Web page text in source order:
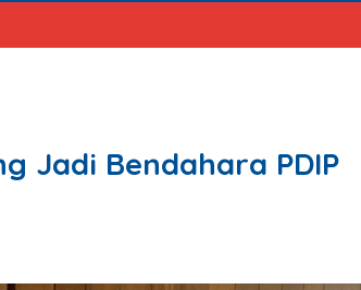
Jadi Bendahara PDIP